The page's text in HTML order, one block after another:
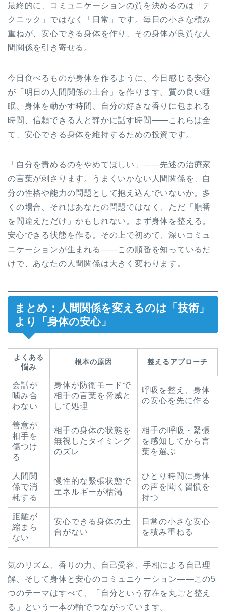
最終的に、コミュニケーションの質を決めるのは「テ
クニック」ではなく「日常」です。毎日の小さな積み
重ねが、安心できる身体を作り、その身体が良質な人
間関係を引き寄せる。
今日食べるものが身体を作るように、今日感じる安心
が「明日の人間関係の土台」を作ります。質の良い睡
眠、身体を動かす時間、自分の好きな香りに包まれる
時間、信頼できる人と静かに話す時間——これらは全
て、安心できる身体を維持するための投資です。
「自分を責めるのをやめてほしい」——先述の治療家
の言葉が刺さります。うまくいかない人間関係を、自
分の性格や能力の問題として抱え込んでいないか。多
くの場合、それはあなたの問題ではなく、ただ「順番
を間違えただけ」かもしれない。まず身体を整える。
安心できる状態を作る。その上で初めて、深いコミュ
ニケーションが生まれる——この順番を知っているだ
けで、あなたの人間関係は大きく変わります。
まとめ：人間関係を変えるのは「技術」
より「身体の安心」
よくある
悩み
根本の原因 整えるアプローチ
会話が
噛み合
わない
身体が防衛モードで
相手の言葉を脅威と
して処理
呼吸を整え、身体
の安心を先に作る
善意が
相手を
傷つけ
る
相手の身体の状態を
無視したタイミング
のズレ
相手の呼吸・緊張
を感知してから言
葉を選ぶ
人間関
係で消
耗する
慢性的な緊張状態で
エネルギーが枯渇
ひとり時間に身体
の声を聞く習慣を
持つ
距離が
縮まら
ない
安心できる身体の土
台がない
日常の小さな安心
を積み重ねる
気のリズム、香りの力、自己受容、手相による自己理
解、そして身体と安心のコミュニケーション——この5
つのテーマはすべて、「自分という存在を丸ごと整え
る」という一本の軸でつながっています。